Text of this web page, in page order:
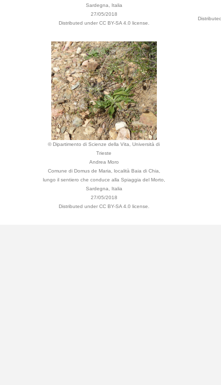
Sardegna, Italia
27/05/2018
Distributed under CC BY-SA 4.0 license.
© Dipartimento di Scienze della Vita, Università di
Trieste
Andrea Moro
Comune di Domus de Maria, località Baia di Chia,
lungo il sentiero che conduce alla Spiaggia del Morto,
Sardegna, Italia
27/05/2018
Distributed under CC BY-SA 4.0 license.